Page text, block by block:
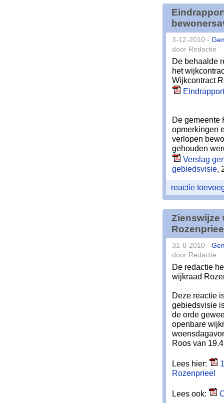
3-12-2010 -
door Redactie
De behaalde
het
Wijkcontract
De gemeente
opmerkingen
verlopen
gehouden
Verslag
gebiedsvisie,
reactie
Zienswijze
31-8-2010 -
door Redactie
De redactie
wijkraad
Deze reactie
gebiedsvisie
de orde
openbare
Roos van
Lees hier:
Rozenprieel
Lees ook: